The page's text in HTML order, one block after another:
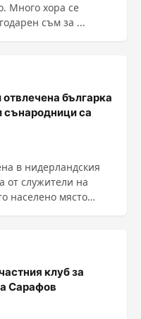
Много хора се
съм за ...
българка
сънародници са
в нидерландския
от служители на
населено място
клуб за
Сарафов